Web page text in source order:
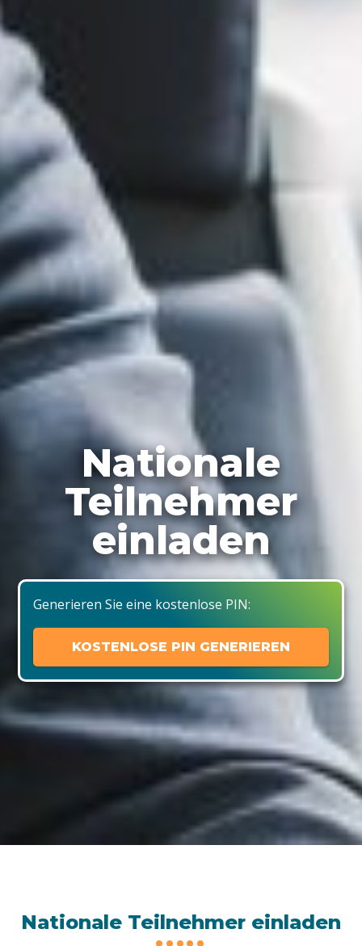
Nationale
Teilnehmer
einladen
Generieren Sie eine kostenlose PIN:
KOSTENLOSE PIN GENERIEREN
Nationale Teilnehmer einladen